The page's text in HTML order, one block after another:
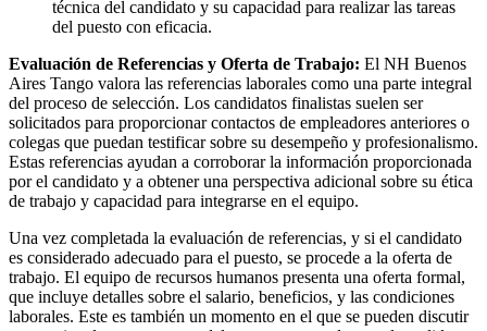
técnica del candidato y su capacidad para realizar las tareas
del puesto con eficacia.
Evaluación de Referencias y Oferta de Trabajo: El NH Buenos
Aires Tango valora las referencias laborales como una parte integral
del proceso de selección. Los candidatos finalistas suelen ser
solicitados para proporcionar contactos de empleadores anteriores o
colegas que puedan testificar sobre su desempeño y profesionalismo.
Estas referencias ayudan a corroborar la información proporcionada
por el candidato y a obtener una perspectiva adicional sobre su ética
de trabajo y capacidad para integrarse en el equipo.
Una vez completada la evaluación de referencias, y si el candidato
es considerado adecuado para el puesto, se procede a la oferta de
trabajo. El equipo de recursos humanos presenta una oferta formal,
que incluye detalles sobre el salario, beneficios, y las condiciones
laborales. Este es también un momento en el que se pueden discutir